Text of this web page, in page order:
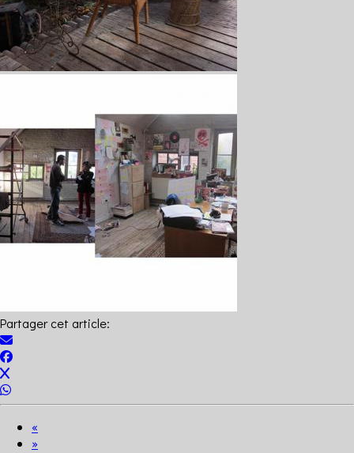
Partager cet article:
«
»